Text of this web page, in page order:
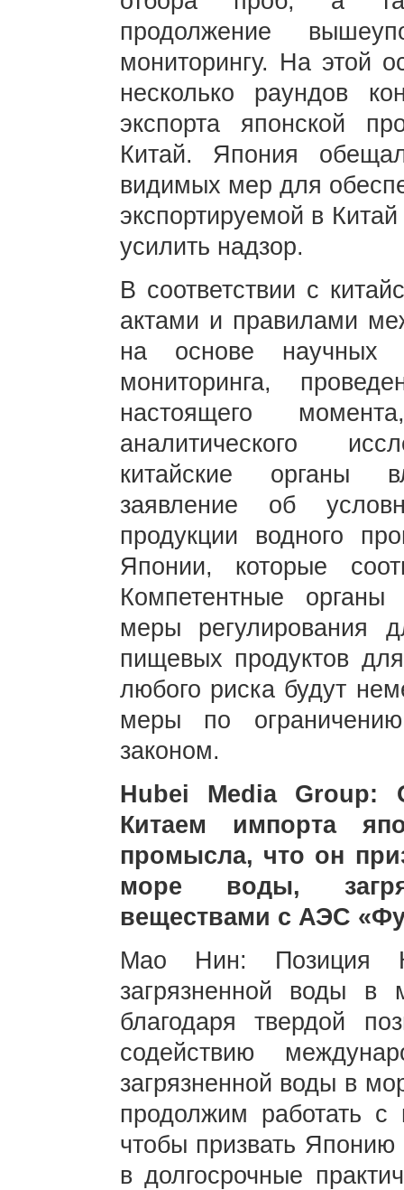
продолжение
мониторингу. На этой
несколько раундов
экспорта японской
Китай. Япония
видимых мер для
экспортируемой в
усилить надзор.
В соответствии с
актами и правилами
на основе научных
мониторинга,
настоящего
аналитического
китайские органы
заявление об
продукции водного
Японии, которые
Компетентные органы
меры регулирования
пищевых продуктов
любого риска будут
меры по
законом.
Hubei Media Group:
Китаем импорта
промысла, что он
море воды,
веществами с АЭС
Мао Нин: Позиция
загрязненной воды
благодаря твердой
содействию
загрязненной воды в
продолжим работать
чтобы призвать Японию
в долгосрочные